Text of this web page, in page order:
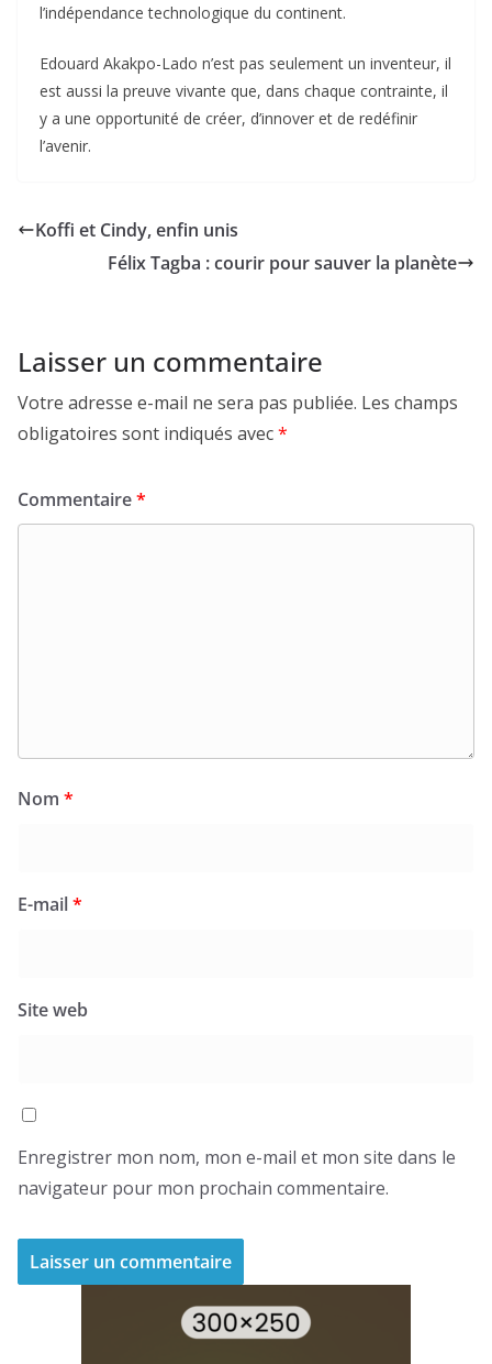
l’indépendance technologique du continent.
Edouard Akakpo-Lado n’est pas seulement un inventeur, il
est aussi la preuve vivante que, dans chaque contrainte, il
y a une opportunité de créer, d’innover et de redéfinir
l’avenir.
Koffi et Cindy, enfin unis
Félix Tagba : courir pour sauver la planète
Laisser un commentaire
Votre adresse e-mail ne sera pas publiée. Les champs
obligatoires sont indiqués avec*
Commentaire*
Nom *
E-mail*
Site web
Enregistrer mon nom, mon e-mail et mon site dans le
navigateur pour mon prochain commentaire.